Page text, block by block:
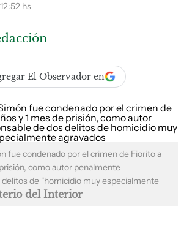
12:52 hs
El Observador en
fue condenado por el crimen de Fiorito a
como autor penalmente
delitos de "homicidio muy especialmente
del Interior